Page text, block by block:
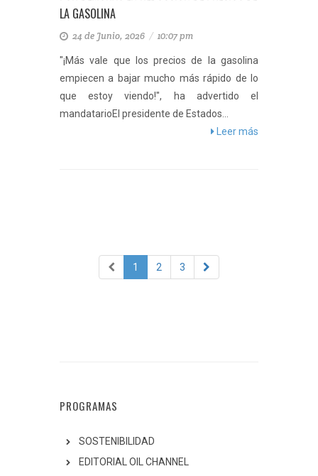
LA GASOLINA
24 de Junio, 2026 / 10:07 pm
"¡Más vale que los precios de la gasolina
empiecen a bajar mucho más rápido de lo
que estoy viendo!", ha advertido el
mandatarioEl presidente de Estados...
Leer más
1 2 3
PROGRAMAS
SOSTENIBILIDAD
EDITORIAL OIL CHANNEL